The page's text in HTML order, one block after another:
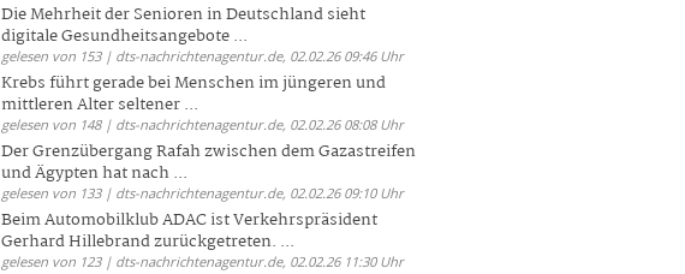
Die Mehrheit der Senioren in Deutschland sieht
digitale Gesundheitsangebote ...
gelesen von 153 | dts-nachrichtenagentur.de, 02.02.26 09:46 Uhr
Krebs führt gerade bei Menschen im jüngeren und
mittleren Alter seltener ...
gelesen von 148 | dts-nachrichtenagentur.de, 02.02.26 08:08 Uhr
Der Grenzübergang Rafah zwischen dem Gazastreifen
und Ägypten hat nach ...
gelesen von 133 | dts-nachrichtenagentur.de, 02.02.26 09:10 Uhr
Beim Automobilklub ADAC ist Verkehrspräsident
Gerhard Hillebrand zurückgetreten. ...
gelesen von 123 | dts-nachrichtenagentur.de, 02.02.26 11:30 Uhr